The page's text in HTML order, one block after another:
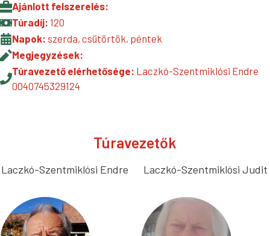
Ajánlott felszerelés:
Túradíj: 120
Napok: szerda, csütörtök, péntek
Megjegyzések:
Túravezető elérhetősége: Laczkó-Szentmiklósi Endre
0040745329124
Túravezetők
Laczkó-Szentmiklósi Endre Laczkó-Szentmiklósi Judit